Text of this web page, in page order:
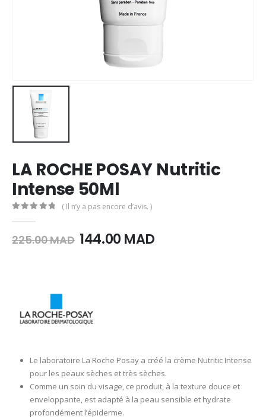
LA ROCHE POSAY Nutritic
Intense 50Ml
( Il n’y a pas encore d’avis. )
225.00MAD Le
144.00 MADLe
Le laboratoire La Roche Posay a créé la crème Nutritic Intense
pour les peaux sèches et très sèches.
Comme un soin du visage, ce produit, à la texture douce et
enveloppante, est adapté à la peau sensible et hydrate
profondément l’épiderme.